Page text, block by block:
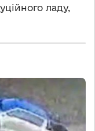
ладу,